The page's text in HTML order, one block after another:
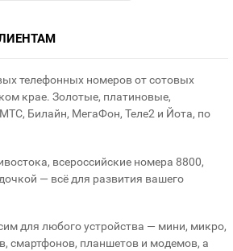
телефонных номеров от сотовых
крае. Золотые, платиновые,
Билайн, МегаФон, Теле2 и Йота, по
всероссийские номера 8800,
— всё для развития вашего
для любого устройства — мини, микро,
смартфонов, планшетов и модемов, а